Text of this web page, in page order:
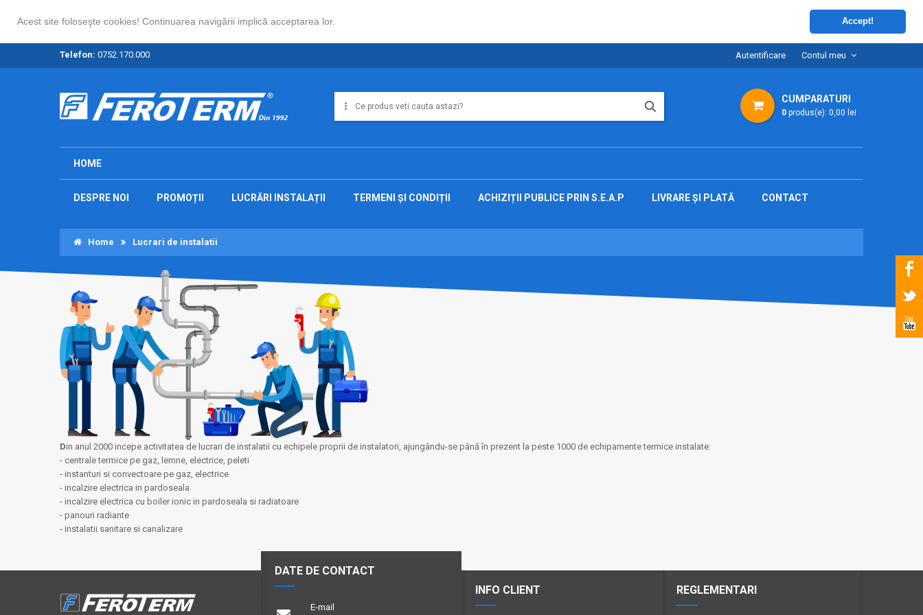
Acest site foloseşte cookies! Continuarea navigării implică acceptarea lor. Accept!
Telefon: 0752.170.000 Autentificare Contul meu
CUMPARATURI
0 produs(e): 0,00 lei
HOME
DESPRE NOI PROMOȚII LUCRĂRI INSTALAȚII TERMENI ȘI CONDIȚII ACHIZIȚII PUBLICE PRIN S.E.A.P LIVRARE ȘI PLATĂ CONTACT
Home Lucrari de instalatii
Din anul 2000 incepe activitatea de lucrari de instalatii cu echipele proprii de instalatori, ajungându-se până în prezent la peste 1000 de echipamente termice instalate:
- centrale termice pe gaz, lemne, electrice, peleti
- instanturi si convectoare pe gaz, electrice
- incalzire electrica in pardoseala
- incalzire electrica cu boiler ionic in pardoseala si radiatoare
- panouri radiante
- instalatii sanitare si canalizare
DATE DE CONTACT
E-mail
INFO CLIENT REGLEMENTARI